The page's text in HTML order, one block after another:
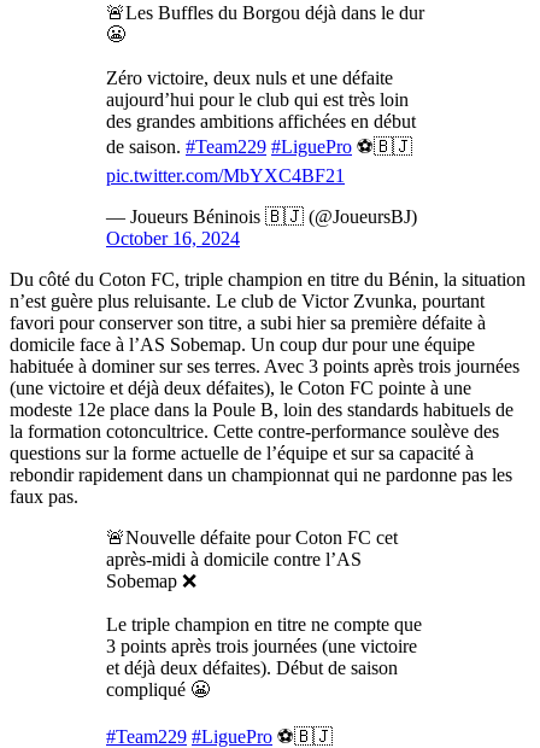
🚨Les Buffles du Borgou déjà dans le dur
😬
Zéro victoire, deux nuls et une défaite
aujourd’hui pour le club qui est très loin
des grandes ambitions affichées en début
de saison. #Team229 #LiguePro ⚽️🇧🇯
pic.twitter.com/MbYXC4BF21
— Joueurs Béninois 🇧🇯 (@JoueursBJ)
October 16, 2024
Du côté du Coton FC, triple champion en titre du Bénin, la situation
n’est guère plus reluisante. Le club de Victor Zvunka, pourtant
favori pour conserver son titre, a subi hier sa première défaite à
domicile face à l’AS Sobemap. Un coup dur pour une équipe
habituée à dominer sur ses terres. Avec 3 points après trois journées
(une victoire et déjà deux défaites), le Coton FC pointe à une
modeste 12e place dans la Poule B, loin des standards habituels de
la formation cotoncultrice. Cette contre-performance soulève des
questions sur la forme actuelle de l’équipe et sur sa capacité à
rebondir rapidement dans un championnat qui ne pardonne pas les
faux pas.
🚨Nouvelle défaite pour Coton FC cet
après-midi à domicile contre l’AS
Sobemap ❌
Le triple champion en titre ne compte que
3 points après trois journées (une victoire
et déjà deux défaites). Début de saison
compliqué 😬
#Team229 #LiguePro ⚽️🇧🇯